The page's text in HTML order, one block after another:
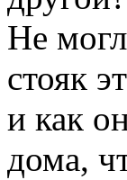
Не
стояк
и как
дома,